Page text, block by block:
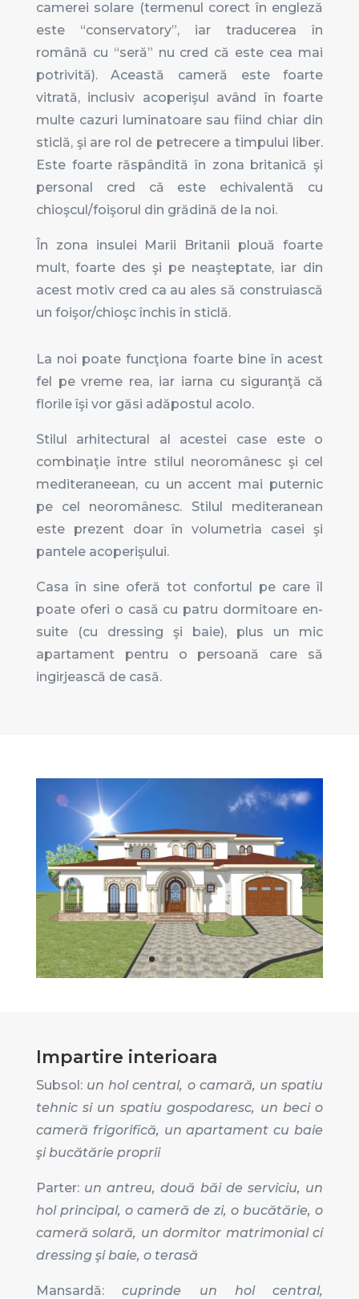
camerei solare (termenul corect în engleză
este “conservatory”, iar traducerea în
română cu “seră” nu cred că este cea mai
potrivită). Această cameră este foarte
vitrată, inclusiv acoperişul având în foarte
multe cazuri luminatoare sau fiind chiar din
sticlă, şi are rol de petrecere a timpului liber.
Este foarte răspândită în zona britanică şi
personal cred că este echivalentă cu
chioşcul/foişorul din grădină de la noi.
În zona insulei Marii Britanii plouă foarte
mult, foarte des şi pe neaşteptate, iar din
acest motiv cred ca au ales să construiască
un foişor/chioşc închis în sticlă.
La noi poate funcţiona foarte bine în acest
fel pe vreme rea, iar iarna cu siguranţă că
florile îşi vor găsi adăpostul acolo.
Stilul arhitectural al acestei case este o
combinaţie între stilul neoromânesc şi cel
mediteraneean, cu un accent mai puternic
pe cel neoromânesc. Stilul mediteranean
este prezent doar în volumetria casei şi
pantele acoperişului.
Casa în sine oferă tot confortul pe care îl
poate oferi o casă cu patru dormitoare en-
suite (cu dressing şi baie), plus un mic
apartament pentru o persoană care să
ingirjească de casă.
Impartire interioara
Subsol: un hol central, o camară, un spatiu
tehnic si un spatiu gospodaresc, un beci o
cameră frigorifică, un apartament cu baie
şi bucătărie proprii
Parter: un antreu, două băi de serviciu, un
hol principal, o cameră de zi, o bucătărie, o
cameră solară, un dormitor matrimonial ci
dressing şi baie, o terasă
Mansardă:cuprinde un hol central,